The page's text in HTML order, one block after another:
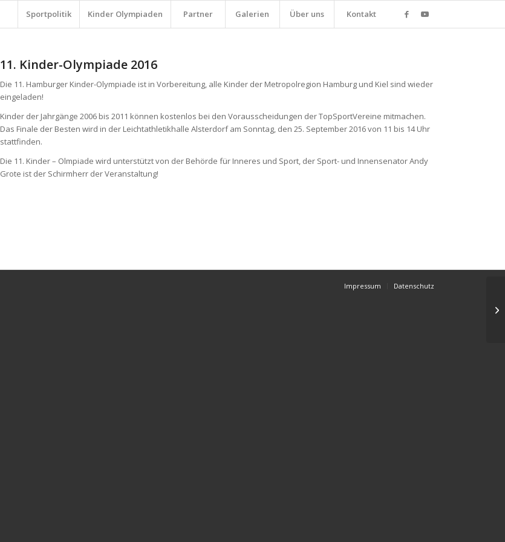
Sportpolitik Kinder Olympiaden Partner Galerien Über uns Kontakt
11. Kinder-Olympiade 2016
Die 11. Hamburger Kinder-Olympiade ist in Vorbereitung, alle Kinder der Metropolregion Hamburg und Kiel sind wieder
eingeladen!
Kinder der Jahrgänge 2006 bis 2011 können kostenlos bei den Vorausscheidungen der TopSportVereine mitmachen.
Das Finale der Besten wird in der Leichtathletikhalle Alsterdorf am Sonntag, den 25. September 2016 von 11 bis 14 Uhr
stattfinden.
Die 11. Kinder – Olmpiade wird unterstützt von der Behörde für Inneres und Sport, der Sport- und Innensenator Andy
Grote ist der Schirmherr der Veranstaltung!
Impressum Datenschutz